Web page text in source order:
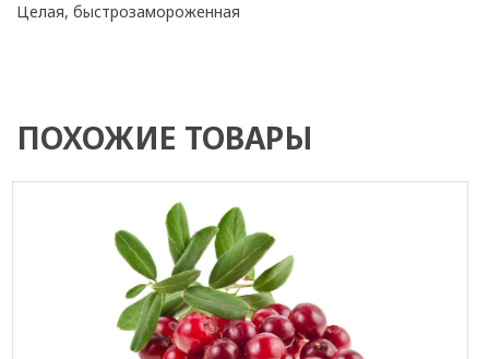
Целая, быстрозамороженная
ПОХОЖИЕ ТОВАРЫ